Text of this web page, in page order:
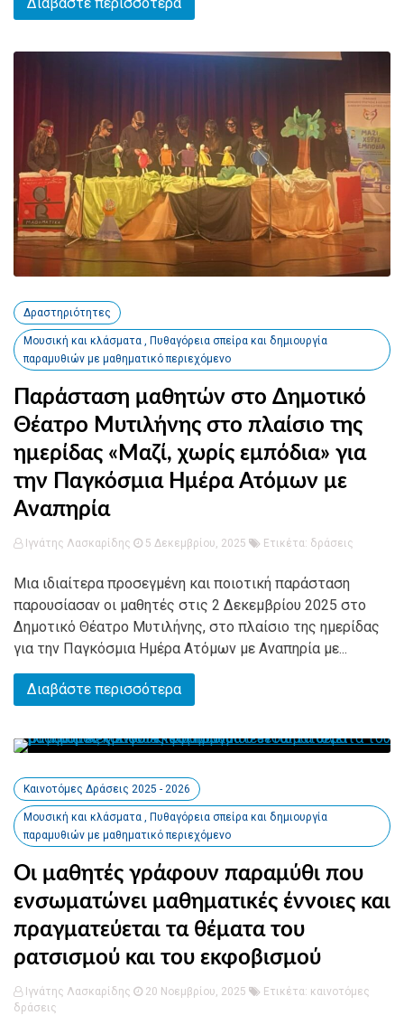
Διαβάστε περισσότερα
Δραστηριότητες
Μουσική και κλάσματα , Πυθαγόρεια σπείρα και δημιουργία
παραμυθιών με μαθηματικό περιεχόμενο
Παράσταση μαθητών στο Δημοτικό
Θέατρο Μυτιλήνης στο πλαίσιο της
ημερίδας «Μαζί, χωρίς εμπόδια» για
την Παγκόσμια Ημέρα Ατόμων με
Αναπηρία
Ιγνάτης Λασκαρίδης 5 Δεκεμβρίου, 2025 Ετικέτα: δράσεις
Μια ιδιαίτερα προσεγμένη και ποιοτική παράσταση
παρουσίασαν οι μαθητές στις 2 Δεκεμβρίου 2025 στο
Δημοτικό Θέατρο Μυτιλήνης, στο πλαίσιο της ημερίδας
για την Παγκόσμια Ημέρα Ατόμων με Αναπηρία με...
Διαβάστε περισσότερα
Καινοτόμες Δράσεις 2025 - 2026
Μουσική και κλάσματα , Πυθαγόρεια σπείρα και δημιουργία
παραμυθιών με μαθηματικό περιεχόμενο
Οι μαθητές γράφουν παραμύθι που
ενσωματώνει μαθηματικές έννοιες και
πραγματεύεται τα θέματα του
ρατσισμού και του εκφοβισμού
Ιγνάτης Λασκαρίδης 20 Νοεμβρίου, 2025 Ετικέτα: καινοτόμες
δράσεις